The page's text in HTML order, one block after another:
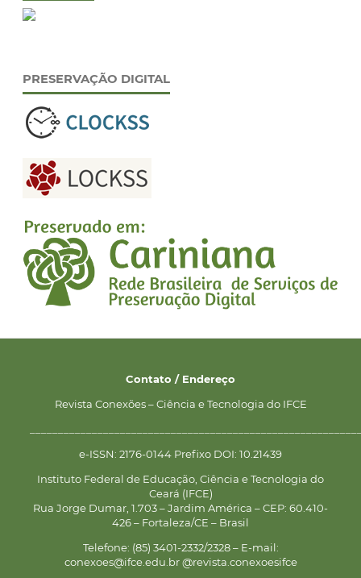
PRESERVAÇÃO DIGITAL
Contato / Endereço
Revista Conexões – Ciência e Tecnologia do IFCE
e-ISSN: 2176-0144 Prefixo DOI: 10.21439
Instituto Federal de Educação, Ciência e Tecnologia do
Ceará (IFCE)
Rua Jorge Dumar, 1.703 – Jardim América – CEP: 60.410-
426 – Fortaleza/CE – Brasil
Telefone: (85) 3401-2332/2328 – E-mail:
conexoes@ifce.edu.br @revista.conexoesifce